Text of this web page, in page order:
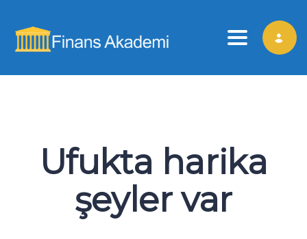
Toggle
Ufukta harika
şeyler var